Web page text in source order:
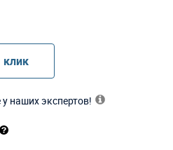
клик
наших экспертов!